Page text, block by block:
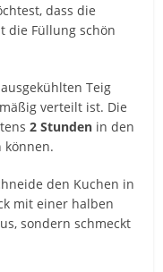
dass die
die Füllung schön
Teig
verteilt ist. Die
2 Stunden in den
können.
den Kuchen in
mit einer halben
sondern schmeckt